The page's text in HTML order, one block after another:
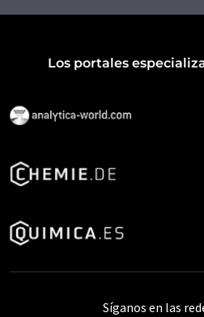
Los portales
Síganos en las